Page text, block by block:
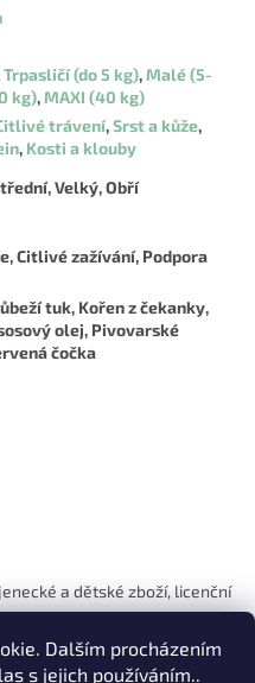
Dalším procházením
s jejich používáním..
Trpasličí (do 5 kg), Malé (5-
kg), MAXI (40 kg)
trávení,Srst a kůže,
, Kosti a klouby
Velký, Obří
Citlivé zažívání, Podpora
tuk, Kořen z čekanky,
olej, Pivovarské
čočka
a dětské zboží, licenční